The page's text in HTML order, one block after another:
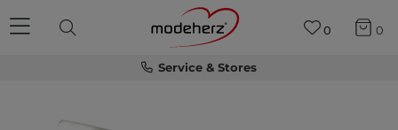
Service & Stores
0 0